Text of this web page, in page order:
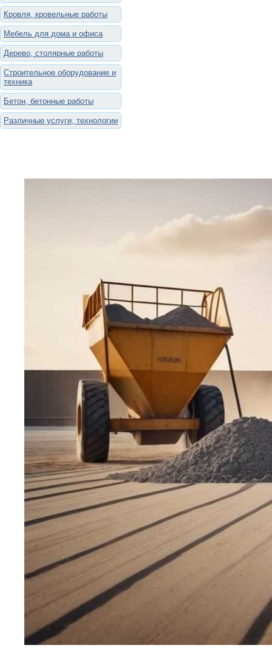
Кровля, кровельные работы
Мебель для дома и офиса
Дерево, столярные работы
Строительное оборудование и
техника
Бетон, бетонные работы
Различные услуги, технологии